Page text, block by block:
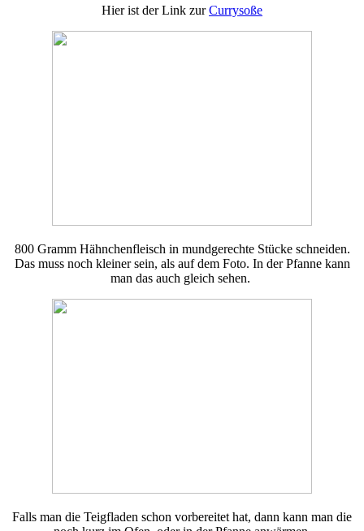
Hier ist der Link zurCurrysoße
800 Gramm Hähnchenfleisch in mundgerechte Stücke schneiden.
Das muss noch kleiner sein, als auf dem Foto. In der Pfanne kann
man das auch gleich sehen.
Falls man die Teigfladen schon vorbereitet hat, dann kann man die